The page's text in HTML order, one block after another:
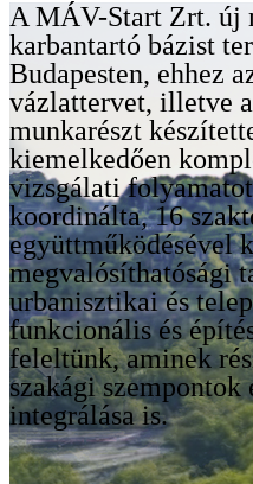
A MÁV-Start Zrt. új
karbantartó bázist
Budapesten, ehhez
vázlattervet, illetve
munkarészt
kiemelkedően
vizsgálati
koordinálta, 16
együttműködésével
megvalósíthatósági
urbanisztikai és
funkcionális és
feleltünk, aminek
szakági
integrálása is.